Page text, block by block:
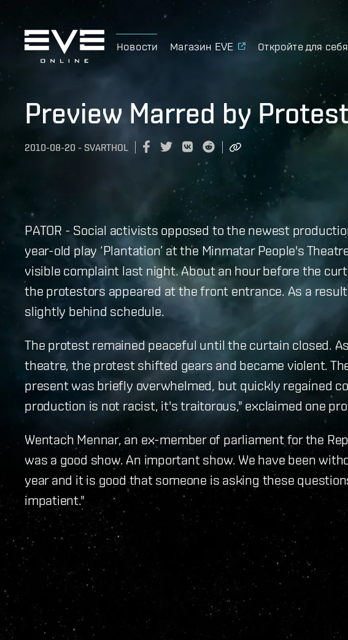
Новости Магазин EVE Откройте для
Preview Marred by
2010-08-20 - SVARTHOL
PATOR - Social activists opposed to the newest
year-old play ‘Plantation’ at the Minmatar People's
visible complaint last night. About an hour before the
the protestors appeared at the front entrance. As a
slightly behind schedule.
The protest remained peaceful until the curtain closed.
theatre, the protest shifted gears and became violent.
present was briefly overwhelmed, but quickly regained
production is not racist, it's traitorous," exclaimed one
Wentach Mennar, an ex-member of parliament for the
was a good show. An important show. We have been
year and it is good that someone is asking these
impatient."